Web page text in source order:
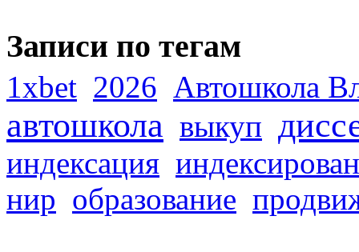
Записи по тегам
1xbet 2026 Автошкола
автошкола выкуп
индексация
нир образование